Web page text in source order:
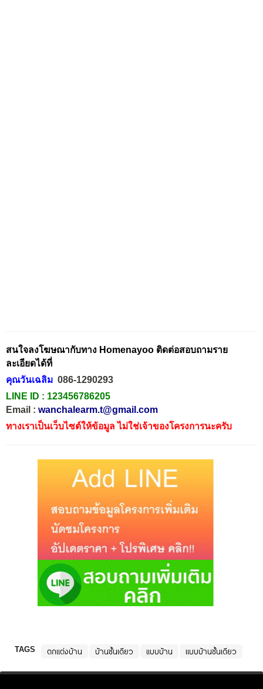
สนใจลงโฆษณากับทาง Homenayoo ติดต่อสอบถามราย
ละเอียดได้ที่
คุณวันเฉลิม 086-1290293
LINE ID : 123456786205
Email : wanchalearm.t@gmail.com
ทางเราเป็นเว็บไซต์ให้ข้อมูล ไม่ใช่เจ้าของโครงการนะครับ
TAGS ตกแต่งบ้าน บ้านชั้นเดียว แบบบ้าน แบบบ้านชั้นเดียว